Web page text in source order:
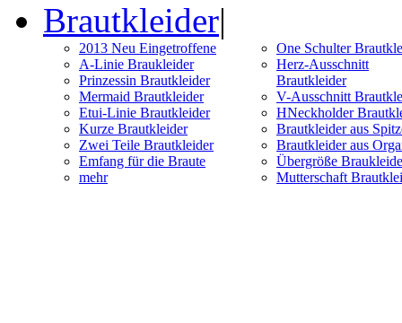
Brautkleider|
2013 Neu Eingetroffene
A-Linie Braukleider
Prinzessin Brautkleider
Mermaid Brautkleider
Etui-Linie Brautkleider
Kurze Brautkleider
Zwei Teile Brautkleider
Emfang für die Braute
mehr
One Schulter
Herz-Ausschnitt
Brautkleider
V-Ausschnitt
HNeckholder
Brautkleider aus
Brautkleider aus
Übergröße
Mutterschaft